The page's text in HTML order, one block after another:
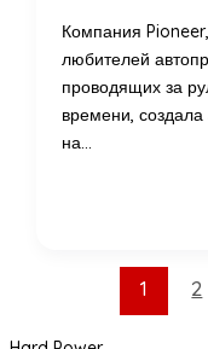
Компания
любителей
проводящих за
времени,
на…
1 2